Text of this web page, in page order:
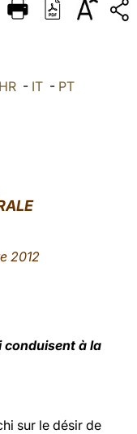
DEUTSCH
العربيّة HR- IT- PT
2012
conduisent à la
sur le désir de